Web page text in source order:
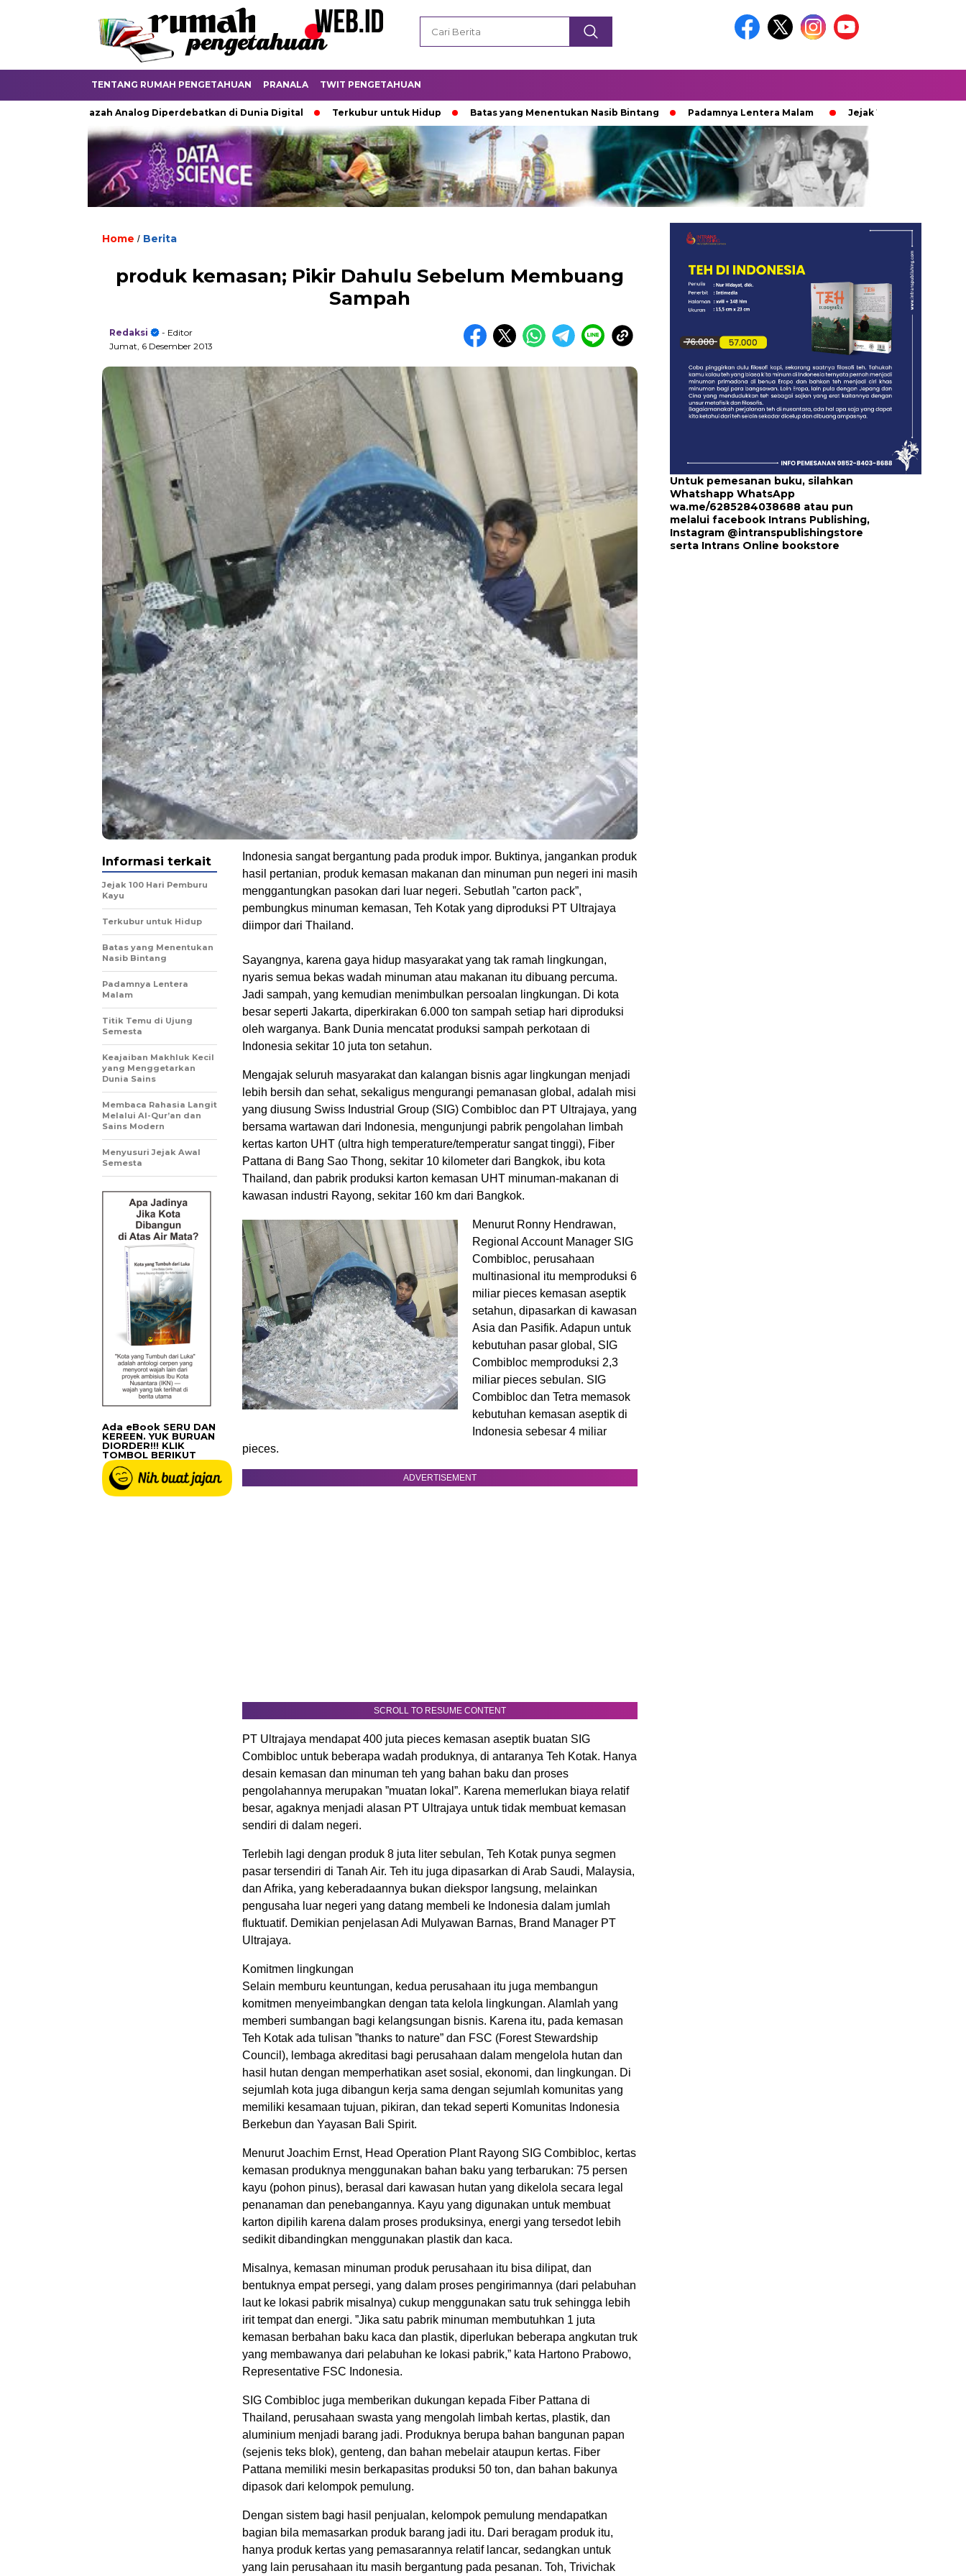
TENTANG RUMAH PENGETAHUAN PRANALA TWIT PENGETAHUAN
Ketika Ijazah Analog Diperdebatkan di Dunia Digital Terkubur untuk Hidup Batas yang Menentukan Nasib Bintang Padamnya Lentera Malam Jejak 100 Hari Pemburu Kayu
Home / Berita
produk kemasan; Pikir Dahulu Sebelum Membuang
Sampah
Redaksi
- Editor
Jumat, 6 Desember 2013
Indonesia sangat bergantung pada produk impor. Buktinya, jangankan produk
hasil pertanian, produk kemasan makanan dan minuman pun negeri ini masih
menggantungkan pasokan dari luar negeri. Sebutlah ”carton pack”,
pembungkus minuman kemasan, Teh Kotak yang diproduksi PT Ultrajaya
diimpor dari Thailand.
Sayangnya, karena gaya hidup masyarakat yang tak ramah lingkungan,
nyaris semua bekas wadah minuman atau makanan itu dibuang percuma.
Jadi sampah, yang kemudian menimbulkan persoalan lingkungan. Di kota
besar seperti Jakarta, diperkirakan 6.000 ton sampah setiap hari diproduksi
oleh warganya. Bank Dunia mencatat produksi sampah perkotaan di
Indonesia sekitar 10 juta ton setahun.
Mengajak seluruh masyarakat dan kalangan bisnis agar lingkungan menjadi
lebih bersih dan sehat, sekaligus mengurangi pemanasan global, adalah misi
yang diusung Swiss Industrial Group (SIG) Combibloc dan PT Ultrajaya, yang
bersama wartawan dari Indonesia, mengunjungi pabrik pengolahan limbah
kertas karton UHT (ultra high temperature/temperatur sangat tinggi), Fiber
Pattana di Bang Sao Thong, sekitar 10 kilometer dari Bangkok, ibu kota
Thailand, dan pabrik produksi karton kemasan UHT minuman-makanan di
kawasan industri Rayong, sekitar 160 km dari Bangkok.
Menurut Ronny Hendrawan,
Regional Account Manager SIG
Combibloc, perusahaan
multinasional itu memproduksi 6
miliar pieces kemasan aseptik
setahun, dipasarkan di kawasan
Asia dan Pasifik. Adapun untuk
kebutuhan pasar global, SIG
Combibloc memproduksi 2,3
miliar pieces sebulan. SIG
Combibloc dan Tetra memasok
kebutuhan kemasan aseptik di
Indonesia sebesar 4 miliar
pieces.
ADVERTISEMENT
SCROLL TO RESUME CONTENT
PT Ultrajaya mendapat 400 juta pieces kemasan aseptik buatan SIG
Combibloc untuk beberapa wadah produknya, di antaranya Teh Kotak. Hanya
desain kemasan dan minuman teh yang bahan baku dan proses
pengolahannya merupakan ”muatan lokal”. Karena memerlukan biaya relatif
besar, agaknya menjadi alasan PT Ultrajaya untuk tidak membuat kemasan
sendiri di dalam negeri.
Terlebih lagi dengan produk 8 juta liter sebulan, Teh Kotak punya segmen
pasar tersendiri di Tanah Air. Teh itu juga dipasarkan di Arab Saudi, Malaysia,
dan Afrika, yang keberadaannya bukan diekspor langsung, melainkan
pengusaha luar negeri yang datang membeli ke Indonesia dalam jumlah
fluktuatif. Demikian penjelasan Adi Mulyawan Barnas, Brand Manager PT
Ultrajaya.
Komitmen lingkungan
Selain memburu keuntungan, kedua perusahaan itu juga membangun
komitmen menyeimbangkan dengan tata kelola lingkungan. Alamlah yang
memberi sumbangan bagi kelangsungan bisnis. Karena itu, pada kemasan
Teh Kotak ada tulisan ”thanks to nature” dan FSC (Forest Stewardship
Council), lembaga akreditasi bagi perusahaan dalam mengelola hutan dan
hasil hutan dengan memperhatikan aset sosial, ekonomi, dan lingkungan. Di
sejumlah kota juga dibangun kerja sama dengan sejumlah komunitas yang
memiliki kesamaan tujuan, pikiran, dan tekad seperti Komunitas Indonesia
Berkebun dan Yayasan Bali Spirit.
Menurut Joachim Ernst, Head Operation Plant Rayong SIG Combibloc, kertas
kemasan produknya menggunakan bahan baku yang terbarukan: 75 persen
kayu (pohon pinus), berasal dari kawasan hutan yang dikelola secara legal
penanaman dan penebangannya. Kayu yang digunakan untuk membuat
karton dipilih karena dalam proses produksinya, energi yang tersedot lebih
sedikit dibandingkan menggunakan plastik dan kaca.
Misalnya, kemasan minuman produk perusahaan itu bisa dilipat, dan
bentuknya empat persegi, yang dalam proses pengirimannya (dari pelabuhan
laut ke lokasi pabrik misalnya) cukup menggunakan satu truk sehingga lebih
irit tempat dan energi. ”Jika satu pabrik minuman membutuhkan 1 juta
kemasan berbahan baku kaca dan plastik, diperlukan beberapa angkutan truk
yang membawanya dari pelabuhan ke lokasi pabrik,” kata Hartono Prabowo,
Representative FSC Indonesia.
SIG Combibloc juga memberikan dukungan kepada Fiber Pattana di
Thailand, perusahaan swasta yang mengolah limbah kertas, plastik, dan
aluminium menjadi barang jadi. Produknya berupa bahan bangunan papan
(sejenis teks blok), genteng, dan bahan mebelair ataupun kertas. Fiber
Pattana memiliki mesin berkapasitas produksi 50 ton, dan bahan bakunya
dipasok dari kelompok pemulung.
Dengan sistem bagi hasil penjualan, kelompok pemulung mendapatkan
bagian bila memasarkan produk barang jadi itu. Dari beragam produk itu,
hanya produk kertas yang pemasarannya relatif lancar, sedangkan untuk
yang lain perusahaan itu masih bergantung pada pesanan. Toh, Trivichak
Informasi terkait
Jejak 100 Hari Pemburu
Kayu
Terkubur untuk Hidup
Batas yang Menentukan
Nasib Bintang
Padamnya Lentera
Malam
Titik Temu di Ujung
Semesta
Keajaiban Makhluk Kecil
yang Menggetarkan
Dunia Sains
Membaca Rahasia Langit
Melalui Al-Qur’an dan
Sains Modern
Menyusuri Jejak Awal
Semesta
Ada eBook SERU DAN
KEREEN. YUK BURUAN
DIORDER!!! KLIK
TOMBOL BERIKUT
Untuk pemesanan buku, silahkan
Whatshapp WhatsApp
wa.me/6285284038688 atau pun
melalui facebook Intrans Publishing,
Instagram @intranspublishingstore
serta Intrans Online bookstore